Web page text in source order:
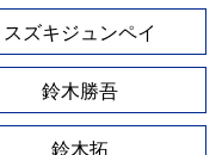
スズキジュンペイ
鈴木勝吾
鈴木拓